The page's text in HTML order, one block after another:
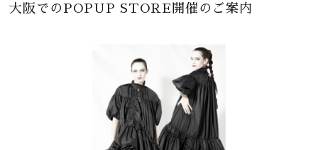
大阪でのPOPUP STORE開催のご案内